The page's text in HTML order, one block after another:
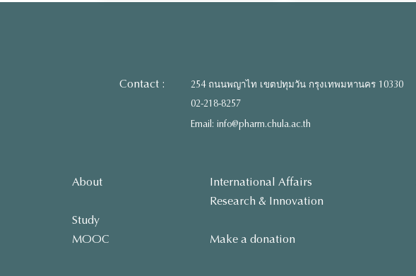
Contact :
254 ถนนพญาไท เขตปทุมวัน กรุงเทพมหานคร 10330
02-218-8257
Email: info@pharm.chula.ac.th
About
Study
MOOC
International Affairs
Research & Innovation
Make a donation